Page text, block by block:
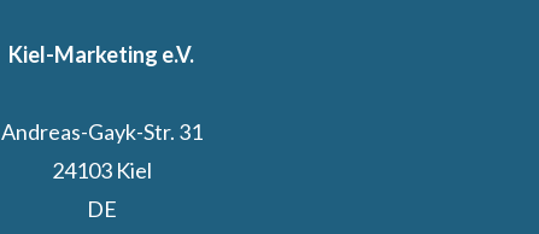
Kiel-Marketing e.V.
Andreas-Gayk-Str. 31
24103 Kiel
DE